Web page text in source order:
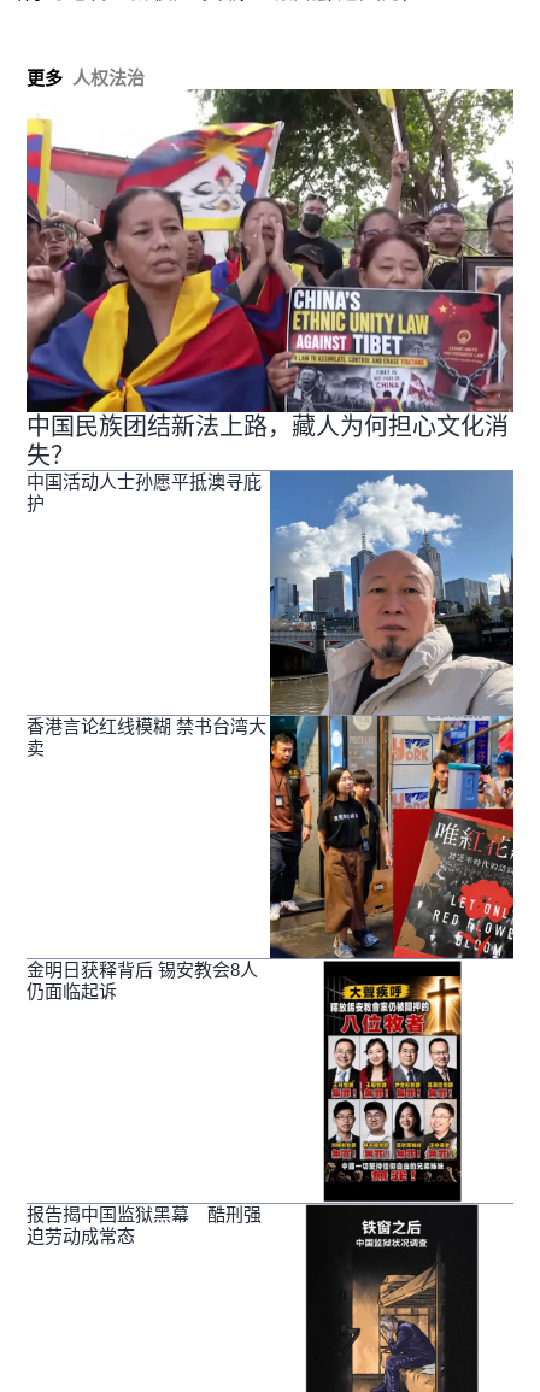
更多 人权法治
中国民族团结新法上路，藏人为何担心文化消
失？
中国活动人士孙愿平抵澳寻庇
护
香港言论红线模糊 禁书台湾大
卖
金明日获释背后 锡安教会8人
仍面临起诉
报告揭中国监狱黑幕 酷刑强
迫劳动成常态